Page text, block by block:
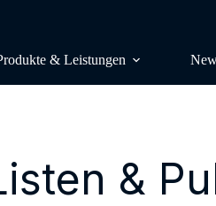
& Leistungen
Studien & Publikationen
Lünendonk-Listen &